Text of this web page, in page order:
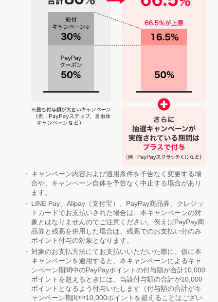
キャンペーン内容および適用条件を予告なく変更する場
合や、キャンペーン自体を予告なく中止する場合があり
ます。
LINE Pay、Alipay（支付宝）、PayPay商品券、クレジッ
トカードでお支払いされた場合は、本キャンペーンの対
象とはなりませんのでご注意ください。例えばPayPay商
品券と残高を併用した場合は、残高でのお支払い分のみ
ポイント付与の対象となります。
対象のお支払方法にてお支払いいただいた際に、仮に本
キャンペーンを適用すると、本キャンペーンによるキャ
ンペーン期間中のPayPayポイントの付与額が合計10,000
ポイントを超えるときには、当該付与額の合計が10,000
ポイントとなるよう付与いたします（付与額の合計がキ
ャンペーン期間中10,000ポイントを超えることはござい